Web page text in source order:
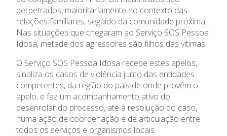
Emprego
Concursos
Agenda
Notícias
perpetrados, maioritariamente no contexto das
relações familiares, seguido da comunidade próxima.
Nas situações que chegaram ao Serviço SOS Pessoa
Idosa, metade dos agressores são filhos das vítimas.
O Serviço SOS Pessoa Idosa recebe estes apelos,
sinaliza os casos de violência junto das entidades
competentes, da região do país de onde provém o
apelo, e faz um acompanhamento ativo do
desenrolar do processo, até à resolução do caso,
numa ação de coordenação e de articulação entre
todos os serviços e organismos locais.